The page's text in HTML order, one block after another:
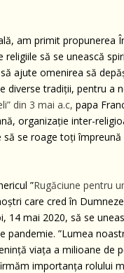
am primit propunerea
să se unească
ajute omenirea să
diverse tradiții, pentru a
din 3 mai a.c, papa
organizație inter-
se roage toți
”Rugăciune pentru
care cred în
14 mai 2020, să se
”Lumea
viața a milioane de
importanța rolului